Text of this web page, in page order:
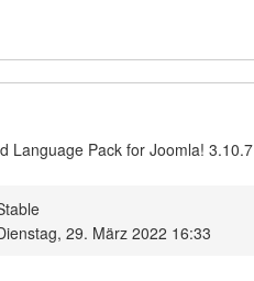
Language Pack for Joomla! 3.10.7
29. März 2022 16:33